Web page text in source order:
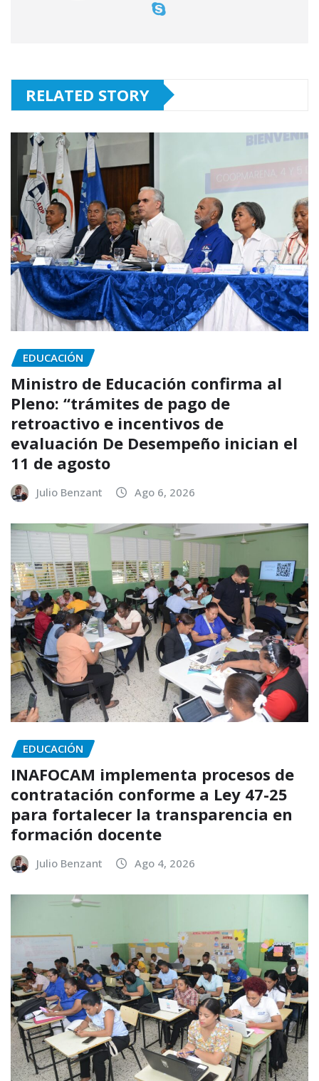
RELATED STORY
EDUCACIÓN
Ministro de Educación confirma al
Pleno: “trámites de pago de
retroactivo e incentivos de
evaluación De Desempeño inician el
11 de agosto
Julio Benzant Ago 6, 2026
EDUCACIÓN
INAFOCAM implementa procesos de
contratación conforme a Ley 47-25
para fortalecer la transparencia en
formación docente
Julio Benzant Ago 4, 2026